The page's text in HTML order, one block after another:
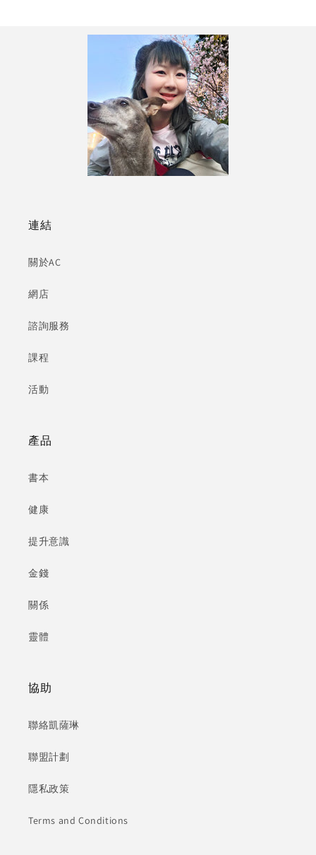
連結
關於AC
網店
諮詢服務
課程
活動
產品
書本
健康
提升意識
金錢
關係
靈體
協助
聯絡凱薩琳
聯盟計劃
隱私政策
Terms and Conditions